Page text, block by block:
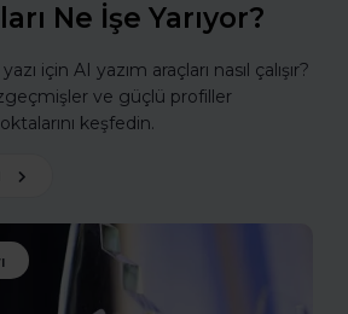
Ne İşe Yarıyor?
için AI yazım araçları nasıl çalışır?
ve güçlü profiller
keşfedin.